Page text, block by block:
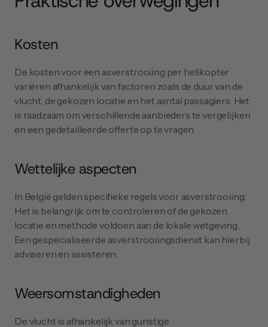
Kosten
De kosten voor een asverstrooiing per helikopter
variëren afhankelijk van factoren zoals de duur van de
vlucht, de gekozen locatie en het aantal passagiers. Het
is raadzaam om verschillende aanbieders te vergelijken
en een gedetailleerde offerte op te vragen.
Wettelijke aspecten
In België gelden specifieke regels voor asverstrooiing.
Het is belangrijk om te controleren of de gekozen
locatie en methode voldoen aan de lokale wetgeving.
Een gespecialiseerde asverstrooiingsdienst kan hierbij
adviseren en assisteren.
Weersomstandigheden
De vlucht is afhankelijk van gunstige